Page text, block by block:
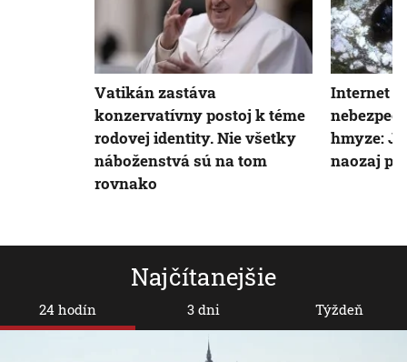
Najčítanejšie
24 hodín 3 dni Týždeň
Vatikán zastáva
konzervatívny postoj k téme
rodovej identity. Nie všetky
náboženstvá sú na tom
rovnako
Internet
hmyze:
naozaj